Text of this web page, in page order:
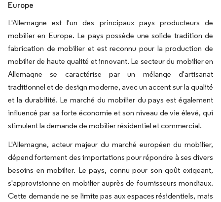
Europe
L'Allemagne est l'un des principaux pays producteurs de
mobilier en Europe. Le pays possède une solide tradition de
fabrication de mobilier et est reconnu pour la production de
mobilier de haute qualité et innovant. Le secteur du mobilier en
Allemagne se caractérise par un mélange d'artisanat
traditionnel et de design moderne, avec un accent sur la qualité
et la durabilité. Le marché du mobilier du pays est également
influencé par sa forte économie et son niveau de vie élevé, qui
stimulent la demande de mobilier résidentiel et commercial.
L'Allemagne, acteur majeur du marché européen du mobilier,
dépend fortement des importations pour répondre à ses divers
besoins en mobilier. Le pays, connu pour son goût exigeant,
s'approvisionne en mobilier auprès de fournisseurs mondiaux.
Cette demande ne se limite pas aux espaces résidentiels, mais